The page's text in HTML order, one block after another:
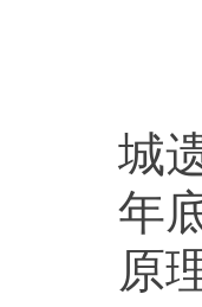
城
年
原